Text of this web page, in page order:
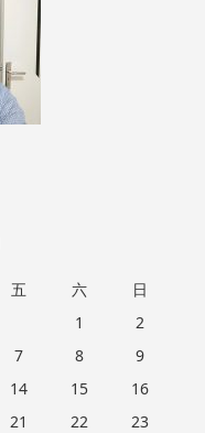
五 六
日
1
2
7 8
9
14 15
16
21 22
23